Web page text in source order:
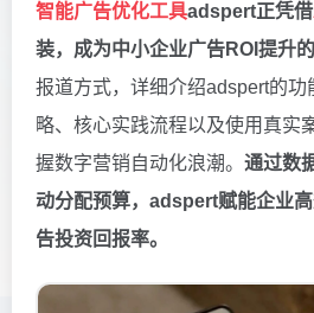
智能广告优化工具adspert正凭借
装，成为中小企业广告ROI提升的
报道方式，详细介绍adspert的功
略、核心实践流程以及使用真实
握数字营销自动化浪潮。 通过数
动分配预算，adspert赋能企业
告投资回报率。